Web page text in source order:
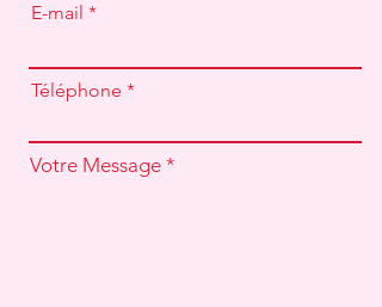
E-mail
Téléphone
Votre Message